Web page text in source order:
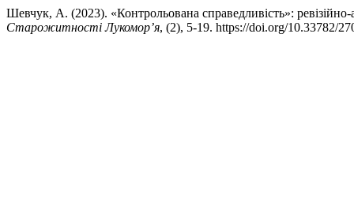
Шевчук, А. (2023). «Контрольована справедливість»:
Старожитності Лукомор’я, (2), 5-19. https://doi.org/10.33782/